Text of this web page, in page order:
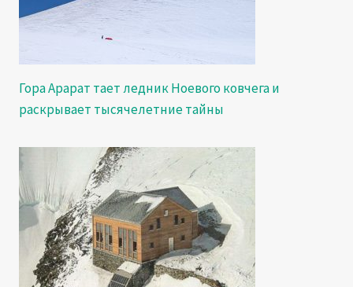
Гора Арарат тает ледник Ноевого ковчега и
раскрывает тысячелетние тайны